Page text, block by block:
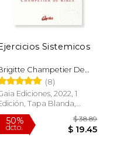
Sistemicos
Champetier De
(8)
Ediciones, 2022, 1
Tapa Blanda,